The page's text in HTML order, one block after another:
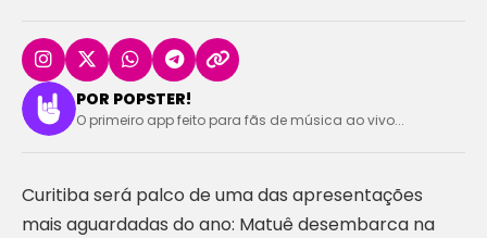
POR POPSTER!
O primeiro app feito para fãs de música ao vivo...
Curitiba será palco de uma das apresentações
mais aguardadas do ano: Matuê desembarca na